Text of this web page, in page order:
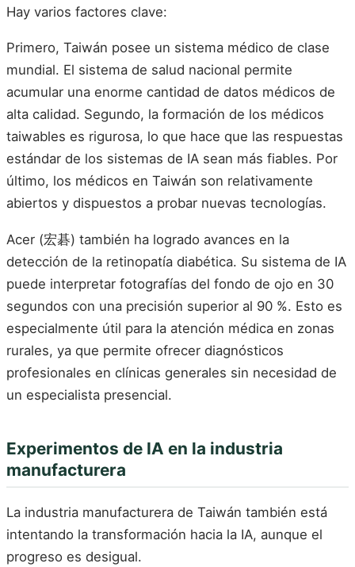
Hay varios factores clave:
Primero, Taiwán posee un sistema médico de clase
mundial. El sistema de salud nacional permite
acumular una enorme cantidad de datos médicos de
alta calidad. Segundo, la formación de los médicos
taiwables es rigurosa, lo que hace que las respuestas
estándar de los sistemas de IA sean más fiables. Por
último, los médicos en Taiwán son relativamente
abiertos y dispuestos a probar nuevas tecnologías.
Acer (宏碁) también ha logrado avances en la
detección de la retinopatía diabética. Su sistema de IA
puede interpretar fotografías del fondo de ojo en 30
segundos con una precisión superior al 90 %. Esto es
especialmente útil para la atención médica en zonas
rurales, ya que permite ofrecer diagnósticos
profesionales en clínicas generales sin necesidad de
un especialista presencial.
Experimentos de IA en la industria
manufacturera
La industria manufacturera de Taiwán también está
intentando la transformación hacia la IA, aunque el
progreso es desigual.